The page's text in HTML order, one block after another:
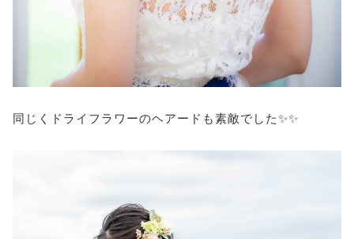
同じくドライフラワーのヘアードも素敵でした✨✨